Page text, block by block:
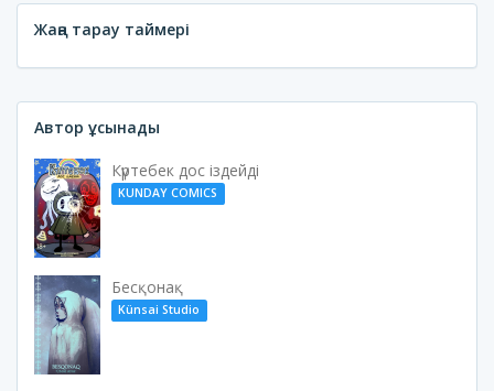
Жаңа тарау таймері
Автор ұсынады
Күртебек дос іздейді
KUNDAY COMICS
Бесқонақ
Künsai Studio